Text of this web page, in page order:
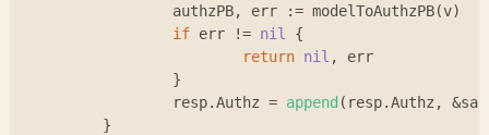
		authzPB, err := modelToAuthzPB(v)
if err != nil
{
return nil , err
		}
		resp.Authz =
append (resp.Authz,
	}